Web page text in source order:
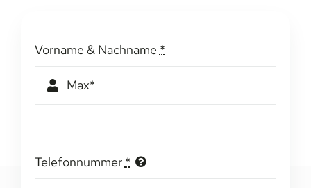
Vorname & Nachname *
Telefonnummer *